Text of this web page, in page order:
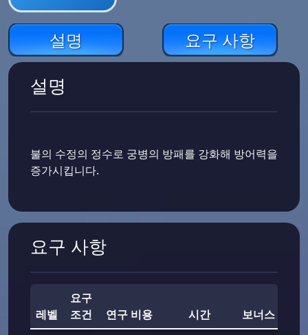
설명 요구 사항
설명
불의 수정의 정수로 궁병의 방패를 강화해 방어력을
증가시킵니다.
요구 사항
레벨
요구
조건
연구 비용 시간 보너스